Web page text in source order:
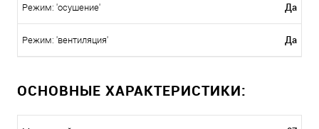
Режим: 'осушение' Да
Режим: 'вентиляция' Да
ОСНОВНЫЕ ХАРАКТЕРИСТИКИ: